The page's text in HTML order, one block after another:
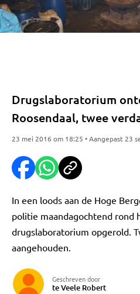
Drugslaboratorium
Roosendaal, twee
23 mei 2016 om 18:25 • Aangepast 23
In een loods aan de Hoge
politie maandagochtend rond
drugslaboratorium opgerold.
aangehouden.
Geschreven door
te Veele Robert